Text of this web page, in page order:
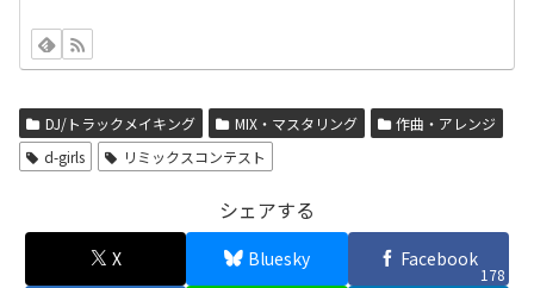
DJ/トラックメイキング MIX・マスタリング
作曲・アレンジ
d-girls
リミックスコンテスト
シェアする
X Bluesky Facebook
178